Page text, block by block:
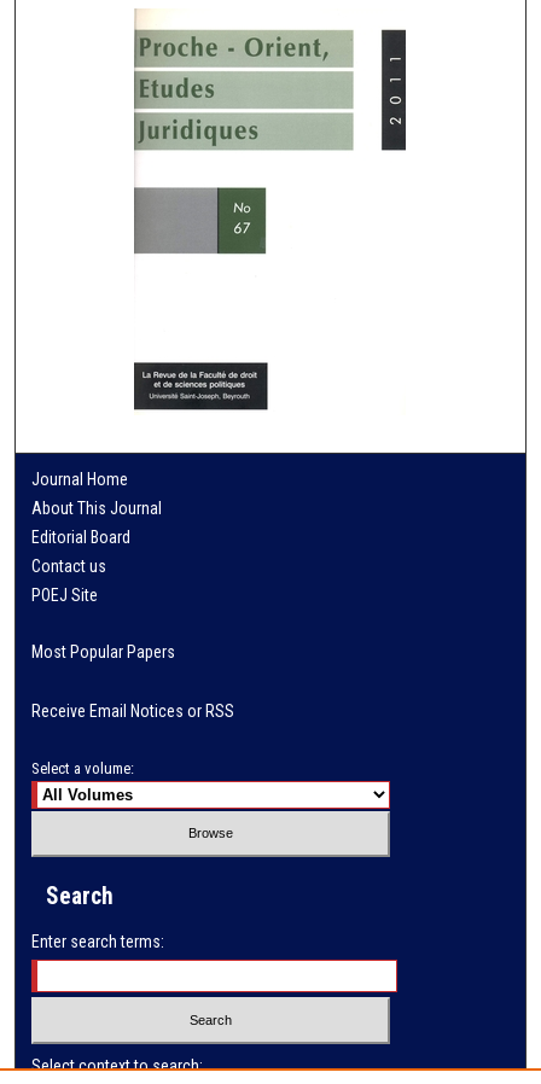
Journal Home
About This Journal
Editorial Board
Contact us
POEJ Site
Most Popular Papers
Receive Email Notices or RSS
Select a volume:
Search
Enter search terms:
Select context to search: